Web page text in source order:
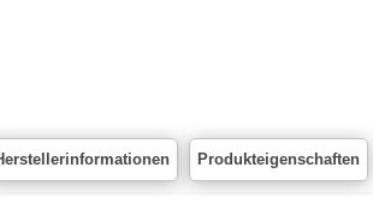
Produkteigenschaften